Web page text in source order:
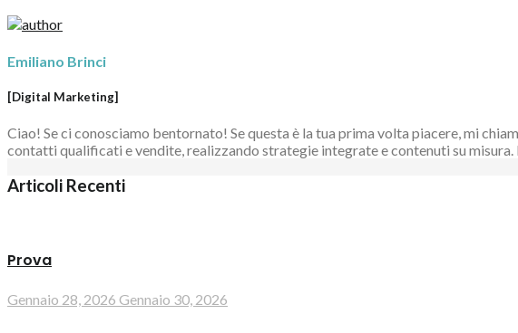
Emiliano Brinci
[Digital Marketing]
Ciao! Se ci conosciamo bentornato! Se questa è la tua prima volta piacere, mi
contatti qualificati e vendite, realizzando strategie integrate e contenuti su
Articoli Recenti
Prova
Gennaio 28, 2026 Gennaio 30, 2026